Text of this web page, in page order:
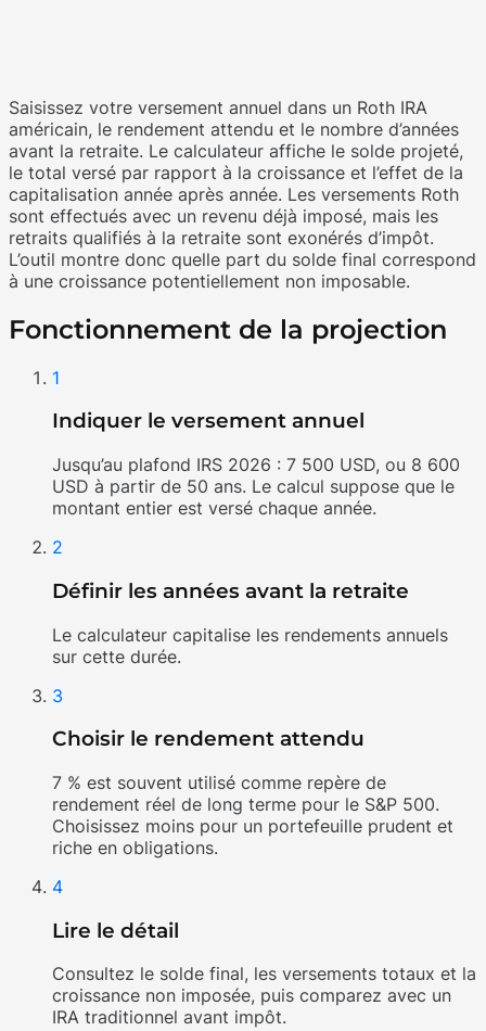
Saisissez votre versement annuel dans un Roth IRA
américain, le rendement attendu et le nombre d’années
avant la retraite. Le calculateur affiche le solde projeté,
le total versé par rapport à la croissance et l’effet de la
capitalisation année après année. Les versements Roth
sont effectués avec un revenu déjà imposé, mais les
retraits qualifiés à la retraite sont exonérés d’impôt.
L’outil montre donc quelle part du solde final correspond
à une croissance potentiellement non imposable.
Fonctionnement de la projection
1
Indiquer le versement annuel
Jusqu’au plafond IRS 2026 : 7 500 USD, ou 8 600
USD à partir de 50 ans. Le calcul suppose que le
montant entier est versé chaque année.
2
Définir les années avant la retraite
Le calculateur capitalise les rendements annuels
sur cette durée.
3
Choisir le rendement attendu
7 % est souvent utilisé comme repère de
rendement réel de long terme pour le S&P 500.
Choisissez moins pour un portefeuille prudent et
riche en obligations.
4
Lire le détail
Consultez le solde final, les versements totaux et la
croissance non imposée, puis comparez avec un
IRA traditionnel avant impôt.